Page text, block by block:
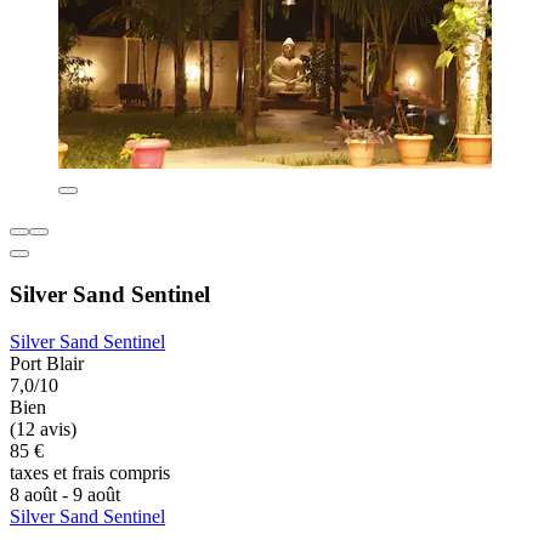
Silver Sand Sentinel
Silver Sand Sentinel
Port Blair
7,0/10
Bien
(12 avis)
85 €
taxes et frais compris
8 août - 9 août
Silver Sand Sentinel